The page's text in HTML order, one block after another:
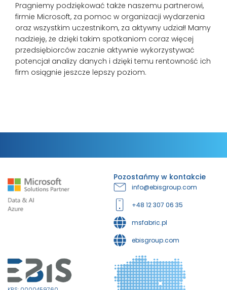
Pragniemy podziękować także naszemu partnerowi,
firmie Microsoft, za pomoc w organizacji wydarzenia
oraz wszystkim uczestnikom, za aktywny udział! Mamy
nadzieję, że dzięki takim spotkaniom coraz więcej
przedsiębiorców zacznie aktywnie wykorzystywać
potencjał analizy danych i dzięki temu rentowność ich
firm osiągnie jeszcze lepszy poziom.
Pozostańmy w kontakcie
info@ebisgroup.com
+48 12 307 06 35
msfabric.pl
ebisgroup.com